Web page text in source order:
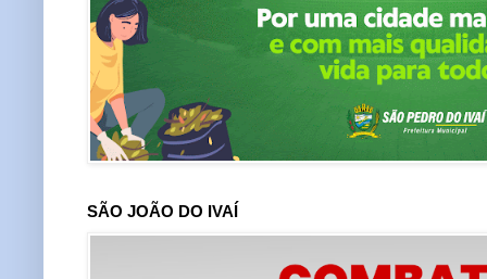
SÃO JOÃO DO IVAÍ